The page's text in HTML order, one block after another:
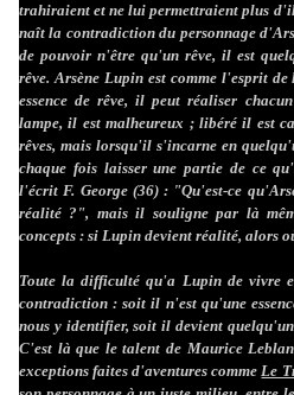
trahiraient et ne lui permettraient plus
naît la contradiction du personnage
de pouvoir n'être qu'un rêve, il est
rêve. Arsène Lupin est comme l'esprit
essence de rêve, il peut réaliser
lampe, il est malheureux ; libéré il est
rêves, mais lorsqu'il s'incarne en
chaque fois laisser une partie de ce
l'écrit F. George (36) : "Qu'est-ce
réalité ?", mais il souligne par là
concepts : si Lupin devient réalité, alors
Toute la difficulté qu'a Lupin de vivre
contradiction : soit il n'est qu'une
nous y identifier, soit il devient
C'est là que le talent de Maurice
exceptions faites d'aventures commeLe